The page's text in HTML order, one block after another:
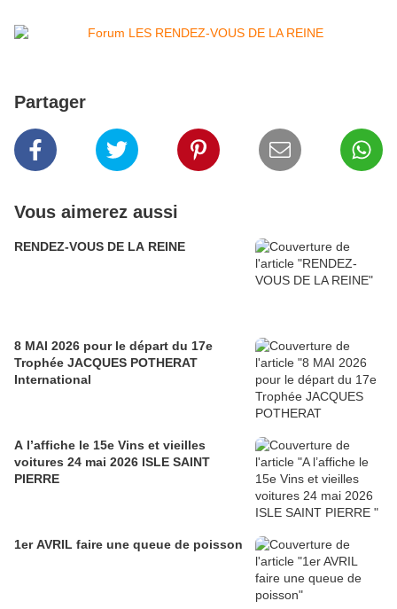
Partager
Vous aimerez aussi
RENDEZ-VOUS DE LA REINE
8 MAI 2026 pour le départ du 17e
Trophée JACQUES POTHERAT
International
A l’affiche le 15e Vins et vieilles
voitures 24 mai 2026 ISLE SAINT
PIERRE
1er AVRIL faire une queue de poisson